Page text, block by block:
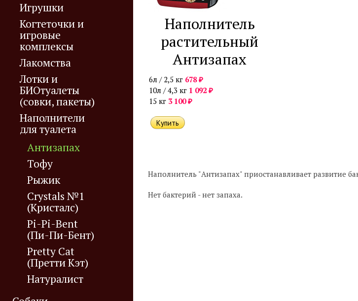
Игрушки
Когтеточки и
игровые
комплексы
Лакомства
Лотки и
БИОтуалеты
(совки, пакеты)
Наполнители
для туалета
Антизапах
Тофу
Рыжик
Crystals №1
(Кристалс)
Pi-Pi-Bent
(Пи-Пи-Бент)
Pretty Cat
(Претти Кэт)
Натуралист
Наполнитель
растительный
Антизапах
6л / 2,5 кг 678₽
10л / 4,3 кг 1 092 ₽
15 кг 3 100₽
Наполнитель "Антизапах" приостанавливает развитие
Нет бактерий - нет запаха.